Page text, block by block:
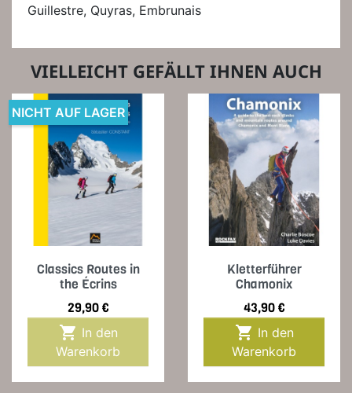
Guillestre, Quyras, Embrunais
VIELLEICHT GEFÄLLT IHNEN AUCH
Classics Routes in
the Écrins
Preis
29,90 €

Warenkorb
NICHT AUF LAGER
Kletterführer
Chamonix
Preis
43,90 €

Warenkorb